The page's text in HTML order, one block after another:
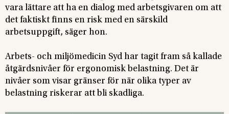
vara lättare att ha en dialog med arbetsgivaren om att
det faktiskt finns en risk med en särskild
arbetsuppgift, säger hon.
Arbets- och miljömedicin Syd har tagit fram så kallade
åtgärdsnivåer för ergonomisk belastning. Det är
nivåer som visar gränser för när olika typer av
belastning riskerar att bli skadliga.